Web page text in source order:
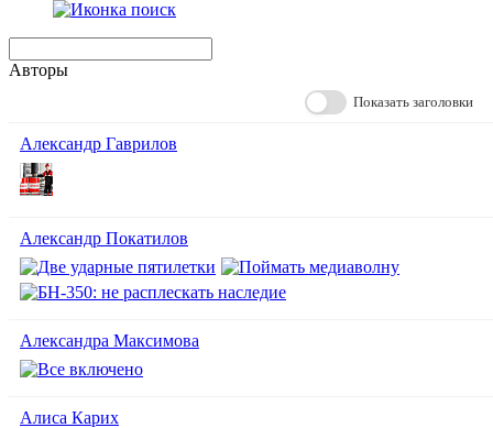
Авторы
Показать заголовки
Александр Гаврилов
Александр Покатилов
Александра Максимова
Алиса Карих